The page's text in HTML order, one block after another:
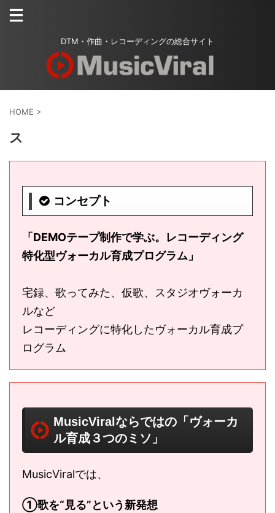
DTM・作曲・レコーディングの総合サイト
HOME >
ス
コンセプト
「DEMOテープ制作で学ぶ。レコーディング
特化型ヴォーカル育成プログラム」
宅録、歌ってみた、仮歌、スタジオヴォーカ
ルなど
レコーディングに特化したヴォーカル育成プ
ログラム
MusicViralならではの「ヴォーカ
ル育成３つのミソ」
MusicViralでは、
①歌を“見る”という新発想